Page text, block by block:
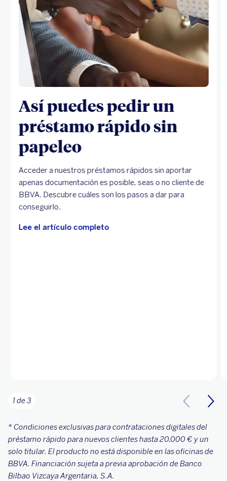
Así puedes pedir un
préstamo rápido sin
papeleo
Acceder a nuestros préstamos rápidos sin aportar
apenas documentación es posible, seas o no cliente de
BBVA. Descubre cuáles son los pasos a dar para
conseguirlo.
Lee el artículo completo
1 de 3
* Condiciones exclusivas para contrataciones digitales del
préstamo rápido para nuevos clientes hasta 20.000 € y un
solo titular. El producto no está disponible en las oficinas de
BBVA. Financiación sujeta a previa aprobación de Banco
Bilbao Vizcaya Argentaria, S.A.